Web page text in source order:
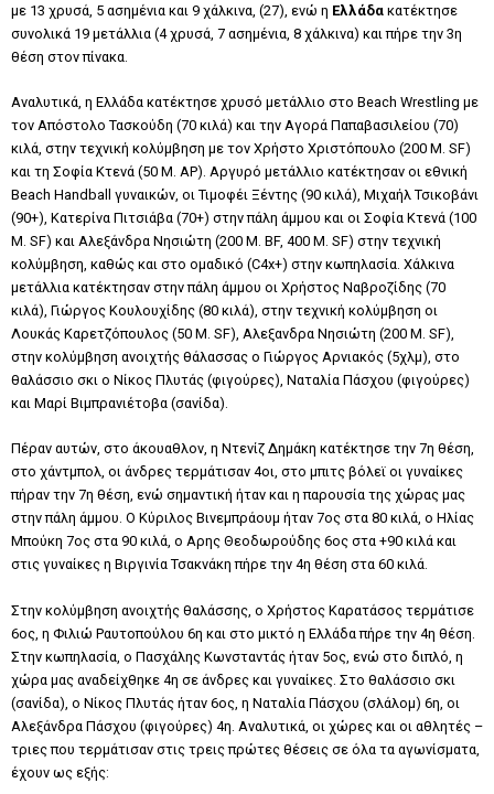
με 13 χρυσά, 5 ασημένια και 9 χάλκινα, (27), ενώ η Ελλάδα κατέκτησε
συνολικά 19 μετάλλια (4 χρυσά, 7 ασημένια, 8 χάλκινα) και πήρε την 3η
θέση στον πίνακα.
Αναλυτικά, η Ελλάδα κατέκτησε χρυσό μετάλλιο στο Beach Wrestling με
τον Απόστολο Τασκούδη (70 κιλά) και την Αγορά Παπαβασιλείου (70)
κιλά, στην τεχνική κολύμβηση με τον Xρήστο Χριστόπουλο (200 Μ. SF)
και τη Σοφία Κτενά (50 Μ. AP). Αργυρό μετάλλιο κατέκτησαν οι εθνική
Beach Handball γυναικών, οι Τιμοφέι Ξέντης (90 κιλά), Μιχαήλ Τσικοβάνι
(90+), Κατερίνα Πιτσιάβα (70+) στην πάλη άμμου και οι Σοφία Κτενά (100
Μ. SF) και Αλεξάνδρα Νησιώτη (200 Μ. BF, 400 Μ. SF) στην τεχνική
κολύμβηση, καθώς και στο ομαδικό (C4x+) στην κωπηλασία. Χάλκινα
μετάλλια κατέκτησαν στην πάλη άμμου οι Χρήστος Ναβροζίδης (70
κιλά), Γιώργος Κουλουχίδης (80 κιλά), στην τεχνική κολύμβηση οι
Λουκάς Καρετζόπουλος (50 Μ. SF), Αλεξανδρα Νησιώτη (200 Μ. SF),
στην κολύμβηση ανοιχτής θάλασσας ο Γιώργος Αρνιακός (5χλμ), στο
θαλάσσιο σκι ο Νίκος Πλυτάς (φιγούρες), Ναταλία Πάσχου (φιγούρες)
και Μαρί Βιμπρανιέτοβα (σανίδα).
Πέραν αυτών, στο άκουαθλον, η Ντενίζ Δημάκη κατέκτησε την 7η θέση,
στο χάντμπολ, οι άνδρες τερμάτισαν 4οι, στο μπιτς βόλεϊ οι γυναίκες
πήραν την 7η θέση, ενώ σημαντική ήταν και η παρουσία της χώρας μας
στην πάλη άμμου. Ο Κύριλος Βινεμπράουμ ήταν 7ος στα 80 κιλά, ο Ηλίας
Μπούκη 7ος στα 90 κιλά, ο Αρης Θεοδωρούδης 6ος στα +90 κιλά και
στις γυναίκες η Βιργινία Τσακνάκη πήρε την 4η θέση στα 60 κιλά.
Στην κολύμβηση ανοιχτής θαλάσσης, ο Χρήστος Καρατάσος τερμάτισε
6ος, η Φιλιώ Ραυτοπούλου 6η και στο μικτό η Ελλάδα πήρε την 4η θέση.
Στην κωπηλασία, ο Πασχάλης Κωνσταντάς ήταν 5ος, ενώ στο διπλό, η
χώρα μας αναδείχθηκε 4η σε άνδρες και γυναίκες. Στο θαλάσσιο σκι
(σανίδα), ο Νίκος Πλυτάς ήταν 6ος, η Ναταλία Πάσχου (σλάλομ) 6η, οι
Αλεξάνδρα Πάσχου (φιγούρες) 4η. Αναλυτικά, οι χώρες και οι αθλητές –
τριες που τερμάτισαν στις τρεις πρώτες θέσεις σε όλα τα αγωνίσματα,
έχουν ως εξής: